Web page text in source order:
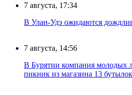
7 августа, 17:34
В Улан-Удэ ожидаются
7 августа, 14:56
В Бурятии компания молодых
пикник из магазина 13